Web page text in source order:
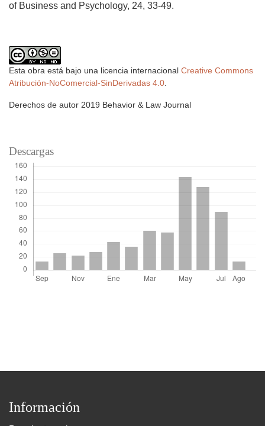
of Business and Psychology, 24, 33-49.
Esta obra está bajo una licencia internacional Creative Commons
Atribución-NoComercial-SinDerivadas 4.0.
Derechos de autor 2019 Behavior & Law Journal
Descargas
Información